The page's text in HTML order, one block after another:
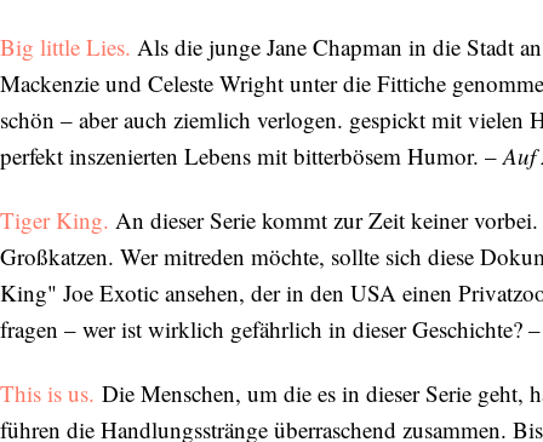
Big little Lies. Als die junge Jane Chapman in die Stadt
Mackenzie und Celeste Wright unter die Fittiche
schön – aber auch ziemlich verlogen. gespickt mit
perfekt inszenierten Lebens mit bitterbösem Humor. – Auf
Tiger King. An dieser Serie kommt zur Zeit keiner
Großkatzen. Wer mitreden möchte, sollte sich diese
King" Joe Exotic ansehen, der in den USA einen
fragen – wer ist wirklich gefährlich in dieser Geschichte?
This is us. Die Menschen, um die es in dieser Serie geht,
führen die Handlungsstränge überraschend zusammen.